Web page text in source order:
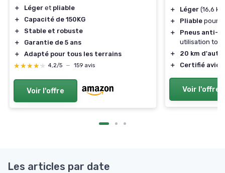
＋ Léger et pliable
＋
Capacité de 150KG
＋
Stable et robuste
＋
Garantie de 5 ans
＋
Adapté pour tous les terrains
★★★★★
★★★★★ 4,2/5 — 159 avis
Voir l'offre
＋ Léger (16,6
＋
Pliable pour
＋
Pneus anti-
utilisation
＋
20 km
＋
Certifié avion
Voir l'offre
Les articles par date